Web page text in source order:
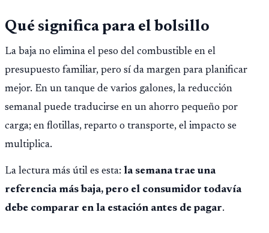
Qué significa para el bolsillo
La baja no elimina el peso del combustible en el
presupuesto familiar, pero sí da margen para planificar
mejor. En un tanque de varios galones, la reducción
semanal puede traducirse en un ahorro pequeño por
carga; en flotillas, reparto o transporte, el impacto se
multiplica.
La lectura más útil es esta: la semana trae una
referencia más baja, pero el consumidor todavía
debe comparar en la estación antes de pagar.